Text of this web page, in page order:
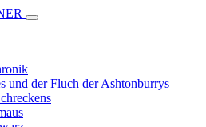
und der Fluch der Ashtonburrys